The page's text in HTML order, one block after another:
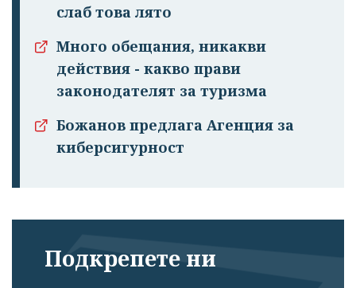
слаб това лято
Много обещания, никакви
действия - какво прави
законодателят за туризма
Божанов предлага Агенция за
киберсигурност
Подкрепете ни